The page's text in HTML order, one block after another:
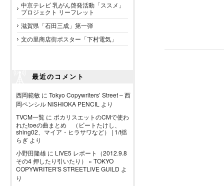
中京テレビ 乳がん啓発活動「ススメ」
プロジェクト リーフレット
滋賀県「石田三成」第一弾
文の里商店街ポスター「下村電気」
最近のコメント
西岡範敏 に Tokyo Copywriters’ Street – 西
岡ペンシル NISHIOKA PENCIL より
TVCM一覧 に ポカリスエットのCMで使わ
れたtoeの曲まとめ （ビートたけし、
shing02、マイア・ヒラサワなど） | 1/f揺
らぎ より
小野田隆雄 に LIVE5 レポート（2012.9.8
その4 押したり引いたり） « TOKYO
COPYWRITER'S STREETLIVE GUILD よ
り